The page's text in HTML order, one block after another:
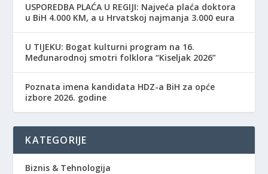
USPOREDBA PLAĆA U REGIJI: Najveća plaća doktora
u BiH 4.000 KM, a u Hrvatskoj najmanja 3.000 eura
​U TIJEKU: Bogat kulturni program na 16.
Međunarodnoj smotri folklora “Kiseljak 2026”
Poznata imena kandidata HDZ-a BiH za opće
izbore 2026. godine
KATEGORIJE
Biznis & Tehnologija